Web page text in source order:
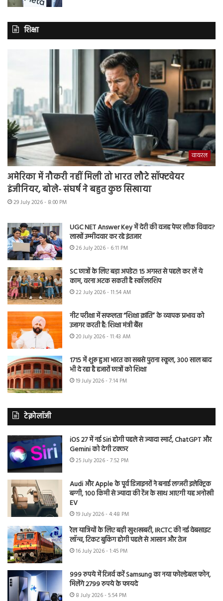
शिक्षा
वायरल
अमेरिका में नौकरी नहीं मिली तो भारत लौटे सॉफ्टवेयर
इंजीनियर, बोले- संघर्ष ने बहुत कुछ सिखाया
29 July 2026 - 8:00 PM
UGC NET Answer Key में देरी की वजह पेपर लीक विवाद?
लाखों उम्मीदवार कर रहे इंतजार
26 July 2026 - 6:11 PM
SC छात्रों के लिए बड़ा अपडेट! 15 अगस्त से पहले कर लें ये
काम, वरना अटक सकती है स्कॉलरशिप
22 July 2026 - 11:54 AM
नीट परीक्षा में सफलता “शिक्षा क्रांति” के व्यापक प्रभाव को
उजागर करती है: शिक्षा मंत्री बैंस
20 July 2026 - 11:43 AM
1715 में शुरू हुआ भारत का सबसे पुराना स्कूल, 300 साल बाद
भी दे रहा है हजारों छात्रों को शिक्षा
19 July 2026 - 7:14 PM
टेक्नोलॉजी
iOS 27 में नई Siri होगी पहले से ज्यादा स्मार्ट, ChatGPT और
Gemini को देगी टक्कर
25 July 2026 - 7:52 PM
Audi और Apple के पूर्व डिजाइनरों ने बनाई लग्जरी इलेक्ट्रिक
बग्गी, 100 किमी से ज्यादा की रेंज के साथ आएगी यह अनोखी
EV
19 July 2026 - 4:48 PM
रेल यात्रियों के लिए बड़ी खुशखबरी, IRCTC की नई वेबसाइट
लॉन्च, टिकट बुकिंग होगी पहले से आसान और तेज
16 July 2026 - 1:45 PM
999 रुपये में रिजर्व करें Samsung का नया फोल्डेबल फोन,
मिलेंगे 2799 रुपये के फायदे
8 July 2026 - 5:54 PM